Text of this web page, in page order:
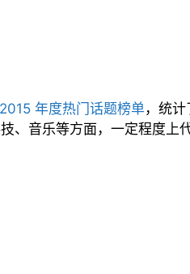
2015 年度热门话题榜单，统
、音乐等方面，一定程度上